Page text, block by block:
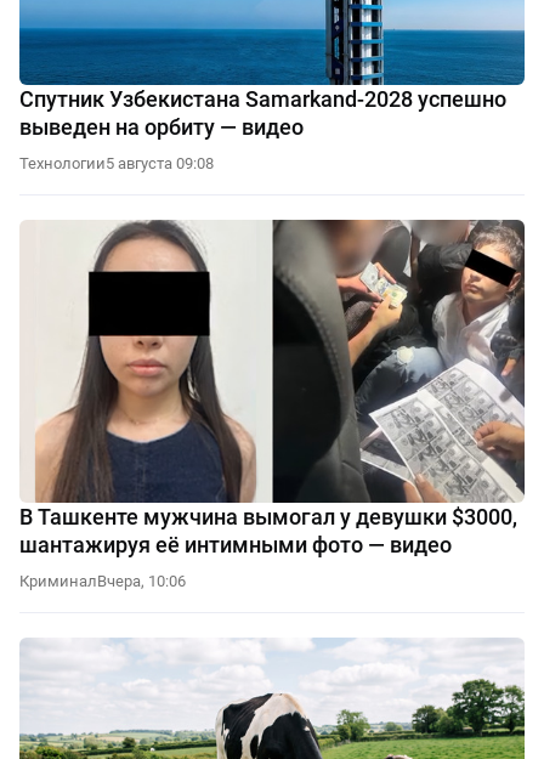
Спутник Узбекистана Samarkand-2028 успешно
выведен на орбиту — видео
Технологии5 августа 09:08
В Ташкенте мужчина вымогал у девушки $3000,
шантажируя её интимными фото — видео
КриминалВчера, 10:06